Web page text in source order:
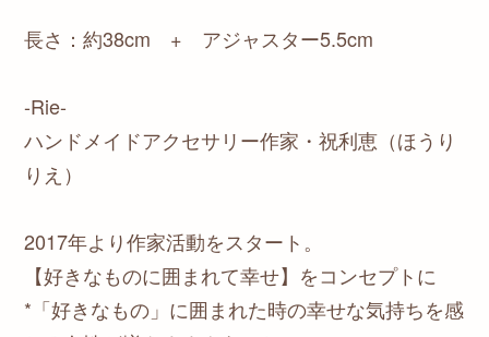
長さ：約38cm + アジャスター5.5cm
-Rie-
ハンドメイドアクセサリー作家・祝利恵（ほうり
りえ）
2017年より作家活動をスタート。
【好きなものに囲まれて幸せ】をコンセプトに
*「好きなもの」に囲まれた時の幸せな気持ちを感